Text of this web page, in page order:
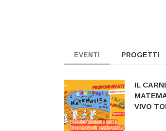
EVENTI PROGETTI
IL
VIVO